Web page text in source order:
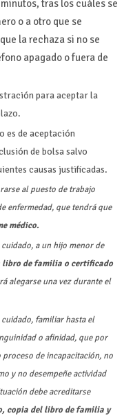
tras los cuáles se
o a otro que se
la rechaza si no se
apagado o fuera de
para aceptar la
es de aceptación
de bolsa salvo
causas justificadas.
al puesto de trabajo
enfermedad, que tendrá que
médico.
a un hijo menor de
libro de familia o certificado
alegarse una vez durante el
cuidado, familiar hasta el
o afinidad, que por
de incapacitación, no
y no desempeñe actividad
debe acreditarse
copia del libro de familia y